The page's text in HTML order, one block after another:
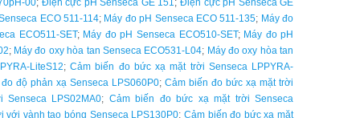
00; Điện cực pH Senseca GE 151; Điện cực pH Senseca GE
ECO 511-114; Máy đo pH Senseca ECO 511-135; Máy đo
ECO511-SET; Máy đo pH Senseca ECO510-SET; Máy đo pH
; Máy đo oxy hòa tan Senseca ECO531-L04; Máy đo oxy hòa tan
LiteS12;Cảm biến đo bức xạ mặt trời Senseca LPPYRA-
độ phản xạ Senseca LPS060P0; Cảm biến đo bức xạ mặt trời
LPS02MA0; Cảm biến đo bức xạ mặt trời Senseca
với vành tạo bóng Senseca LPS130P0; Cảm biến đo bức xạ mặt